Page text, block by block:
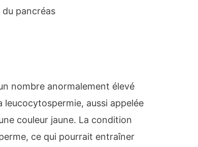
du pancréas
nombre anormalement élevé
leucocytospermie, aussi appelée
couleur jaune. La condition
ce qui pourrait entraîner